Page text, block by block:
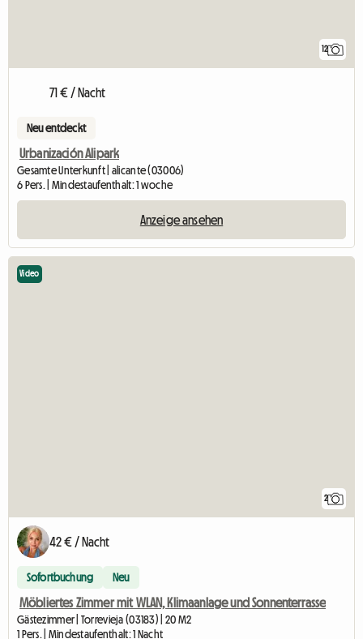
12
71 € / Nacht
Neu entdeckt
Urbanización Alipark
Gesamte Unterkunft | alicante (03006)
6 Pers. | Mindestaufenthalt: 1 woche
Anzeige ansehen
2
Video
42 € / Nacht
Sofortbuchung Neu
Möbliertes Zimmer mit WLAN, Klimaanlage und Sonnenterrasse
Gästezimmer | Torrevieja (03183) | 20 M2
1 Pers. | Mindestaufenthalt: 1 Nacht